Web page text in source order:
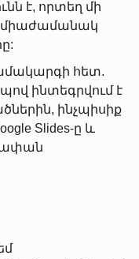
է, որտեղ մի
միաժամանակ
հետ.
ինտեգրվում է
ինչպիսիք
Slides-ը և